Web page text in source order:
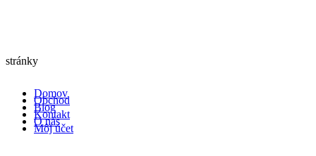
stránky
Domov
Obchod
Blog
Kontakt
O nás
Môj účet